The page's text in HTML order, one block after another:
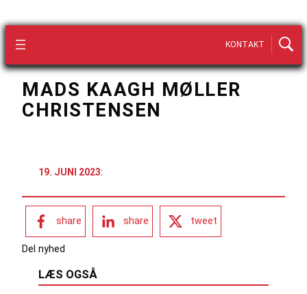
KONTAKT
MADS KAAGH MØLLER
CHRISTENSEN
19. JUNI 2023:
share share tweet
Del nyhed
LÆS OGSÅ